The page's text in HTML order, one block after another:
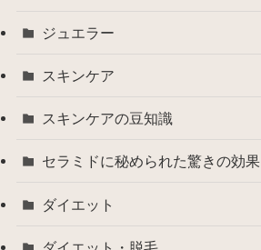
ジュエラー
スキンケア
スキンケアの豆知識
セラミドに秘められた驚きの効果
ダイエット